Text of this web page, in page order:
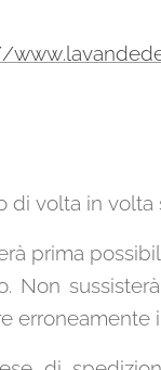
volta in
prima
Non
erroneamente